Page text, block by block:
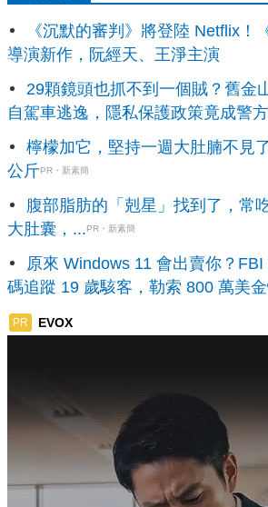
《沉默的審判》將登陸 Netflix！
導演新作，阮經天、王淨主演
29顆鏡頭也抓不到一個賊？舊金
自駕車逃逸，隱私保護政策竟成警
檸檬加它，堅持一週大肚腩不見
公斤PR・新素簡
腹部脂肪的「剋星」找到了，常
大肚囊，...PR・新素簡
原來 Windows 11 會出賣你？FBI
碼追蹤 19 歲駭客，勒索 800 萬美
PR EVOX